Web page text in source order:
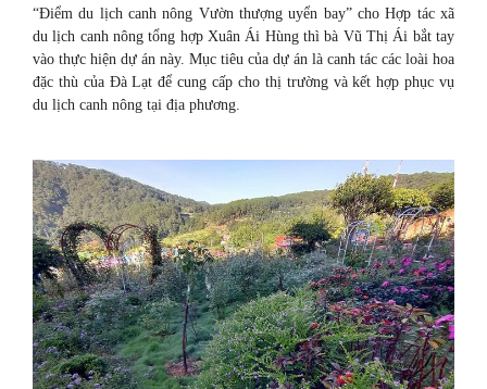
“Điểm du lịch canh nông Vườn thượng uyển bay” cho Hợp tác xã
du lịch canh nông tổng hợp Xuân Ái Hùng thì bà Vũ Thị Ái bắt tay
vào thực hiện dự án này. Mục tiêu của dự án là canh tác các loài hoa
đặc thù của Đà Lạt để cung cấp cho thị trường và kết hợp phục vụ
du lịch canh nông tại địa phương.